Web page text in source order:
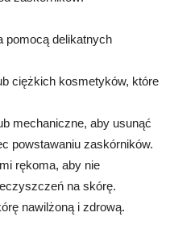
pomocą delikatnych
ciężkich kosmetyków, które
mechaniczne, aby usunąć
powstawaniu zaskórników.
rękoma, aby nie
na skórę.
nawilżoną i zdrową.